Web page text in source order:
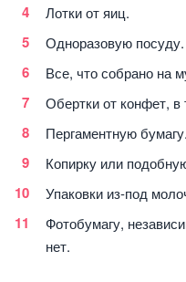
Лотки от яиц.
Одноразовую посуду.
Все, что собрано на
Обертки от конфет, в
Пергаментную бумагу.
Копирку или
Упаковки из-под
Фотобумагу,
нет.